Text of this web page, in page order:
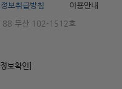
보취급방침
이용안내
88 두산 102-1512호
보확인]